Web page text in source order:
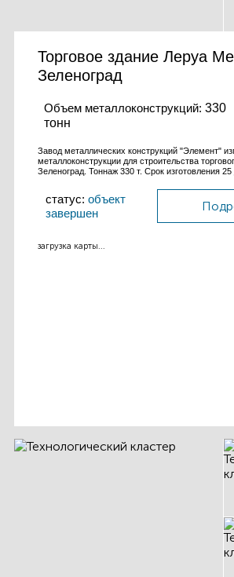
Торговое здание Леруа
Зеленоград
Объем металлоконструкций: 330
тонн
Завод металлических конструкций "Элемент"
металлоконструкции для строительства
Зеленоград. Тоннаж 330 т. Срок изготовления 25
статус: объект
завершен
загрузка карты...